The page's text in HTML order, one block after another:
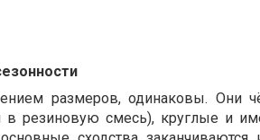
размеров, одинаковы. Они
в резиновую смесь), круглые и